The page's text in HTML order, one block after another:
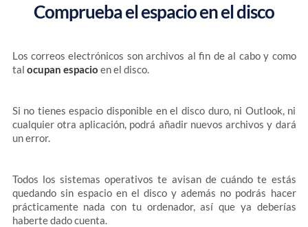
Comprueba el espacio en el disco
Los correos electrónicos son archivos al fin de al cabo y como
tal ocupan espacio en el disco.
Si no tienes espacio disponible en el disco duro, ni Outlook, ni
cualquier otra aplicación, podrá añadir nuevos archivos y dará
un error.
Todos los sistemas operativos te avisan de cuándo te estás
quedando sin espacio en el disco y además no podrás hacer
prácticamente nada con tu ordenador, así que ya deberías
haberte dado cuenta.